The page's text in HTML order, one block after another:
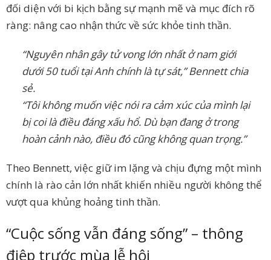
đối diện với bi kịch bằng sự mạnh mẽ và mục đích rõ
ràng: nâng cao nhận thức về sức khỏe tinh thần.
“Nguyên nhân gây tử vong lớn nhất ở nam giới
dưới 50 tuổi tại Anh chính là tự sát,” Bennett chia
sẻ.
“Tôi không muốn việc nói ra cảm xúc của mình lại
bị coi là điều đáng xấu hổ. Dù bạn đang ở trong
hoàn cảnh nào, điều đó cũng không quan trọng.”
Theo Bennett, việc giữ im lặng và chịu đựng một mình
chính là rào cản lớn nhất khiến nhiều người không thể
vượt qua khủng hoảng tinh thần.
“Cuộc sống vẫn đáng sống” – thông
điệp trước mùa lễ hội